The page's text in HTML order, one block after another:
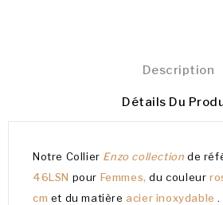
Description
Détails Du
Notre Collier Enzo collectionde
46LSN pour Femmes,du couleur
cm et du matièreacier inoxydable